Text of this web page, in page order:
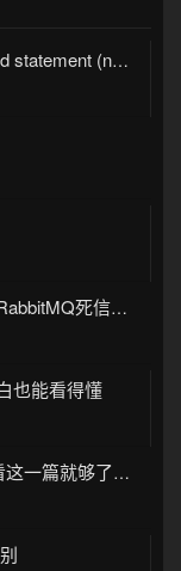
mybatis plus 出现 Invalid bound statement (not found)
【延时任务处理、订单失效】RabbitMQ死信队列实现
也能看得懂
Java实现Excel导入和导出，看这一篇就够了(珍藏版)